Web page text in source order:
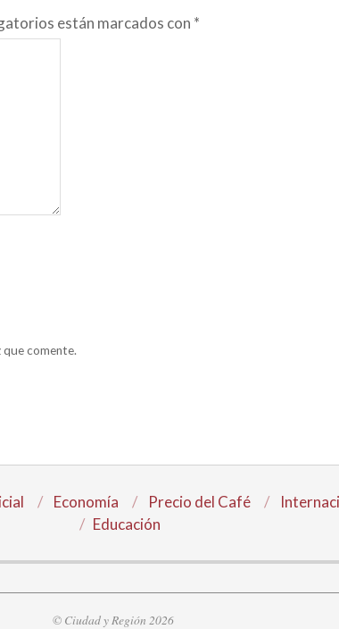
están marcados con *
que comente.
Economía Precio del Café
Educación
© Ciudad y Región 2026